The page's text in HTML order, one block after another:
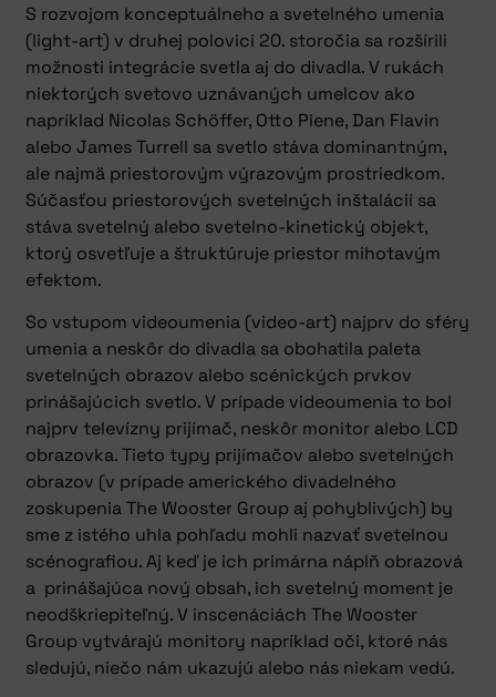
S rozvojom konceptuálneho a svetelného umenia
(light-art) v druhej polovici 20. storočia sa rozšírili
možnosti integrácie svetla aj do divadla. V rukách
niektorých svetovo uznávaných umelcov ako
napríklad Nicolas Schöffer, Otto Piene, Dan Flavin
alebo James Turrell sa svetlo stáva dominantným,
ale najmä priestorovým výrazovým prostriedkom.
Súčasťou priestorových svetelných inštalácií sa
stáva svetelný alebo svetelno-kinetický objekt,
ktorý osvetľuje a štruktúruje priestor mihotavým
efektom.
So vstupom videoumenia (video-art) najprv do sféry
umenia a neskôr do divadla sa obohatila paleta
svetelných obrazov alebo scénických prvkov
prinášajúcich svetlo. V prípade videoumenia to bol
najprv televízny prijímač, neskôr monitor alebo LCD
obrazovka. Tieto typy prijímačov alebo svetelných
obrazov (v prípade amerického divadelného
zoskupenia The Wooster Group aj pohyblivých) by
sme z istého uhla pohľadu mohli nazvať svetelnou
scénografiou. Aj keď je ich primárna náplň obrazová
a prinášajúca nový obsah, ich svetelný moment je
neodškriepiteľný. V inscenáciách The Wooster
Group vytvárajú monitory napríklad oči, ktoré nás
sledujú, niečo nám ukazujú alebo nás niekam vedú.